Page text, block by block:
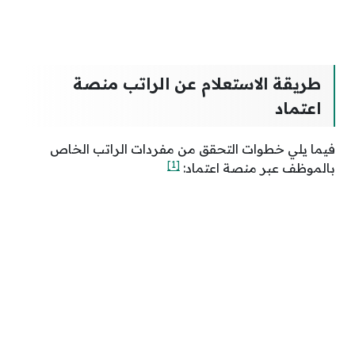
طريقة الاستعلام عن الراتب منصة
اعتماد
فيما يلي خطوات التحقق من مفردات الراتب الخاص
بالموظف عبر منصة اعتماد: [1]